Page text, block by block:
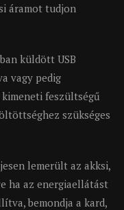
áramot tudjon
küldött USB
vagy pedig
feszültségű
szükséges
lemerült az akksi,
ha az energiaellátást
bemondja a kard,